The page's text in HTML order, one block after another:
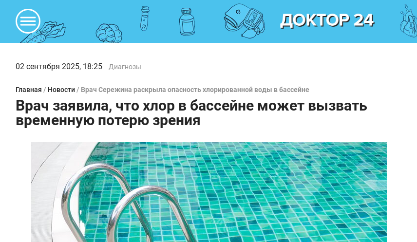
02 сентября 2025, 18:25 Диагнозы
Главная / Новости / Врач Сережина раскрыла опасность хлорированной воды в бассейне
Врач заявила, что хлор в бассейне может вызвать
временную потерю зрения